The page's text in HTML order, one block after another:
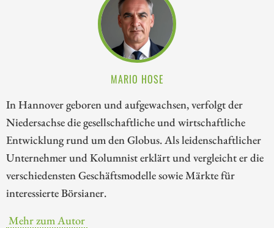
MARIO HOSE
In Hannover geboren und aufgewachsen, verfolgt der
Niedersachse die gesellschaftliche und wirtschaftliche
Entwicklung rund um den Globus. Als leidenschaftlicher
Unternehmer und Kolumnist erklärt und vergleicht er die
verschiedensten Geschäftsmodelle sowie Märkte für
interessierte Börsianer.
Mehr zum Autor